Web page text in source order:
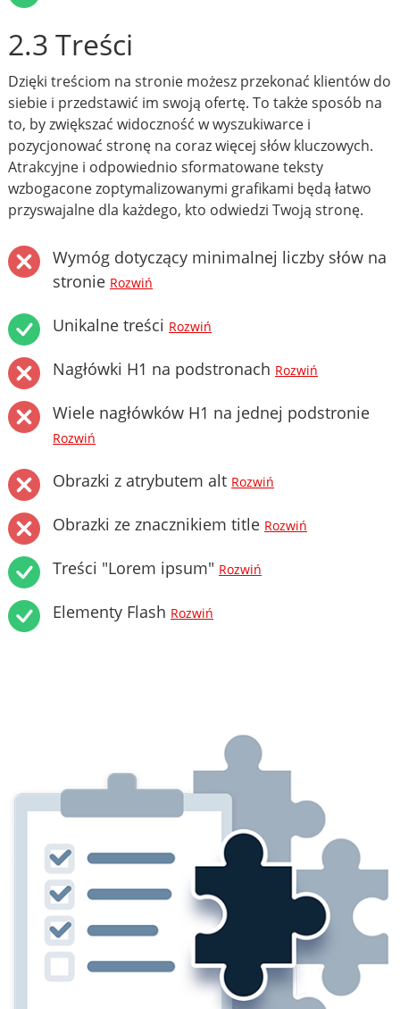
2.3 Treści
Dzięki treściom na stronie możesz przekonać klientów do
siebie i przedstawić im swoją ofertę. To także sposób na
to, by zwiększać widoczność w wyszukiwarce i
pozycjonować stronę na coraz więcej słów kluczowych.
Atrakcyjne i odpowiednio sformatowane teksty
wzbogacone zoptymalizowanymi grafikami będą łatwo
przyswajalne dla każdego, kto odwiedzi Twoją stronę.
Wymóg dotyczący minimalnej liczby słów na
stronie Rozwiń
Unikalne treści Rozwiń
Nagłówki H1 na podstronach Rozwiń
Wiele nagłówków H1 na jednej podstronie
Rozwiń
Obrazki z atrybutem alt Rozwiń
Obrazki ze znacznikiem title Rozwiń
Treści "Lorem ipsum" Rozwiń
Elementy Flash Rozwiń